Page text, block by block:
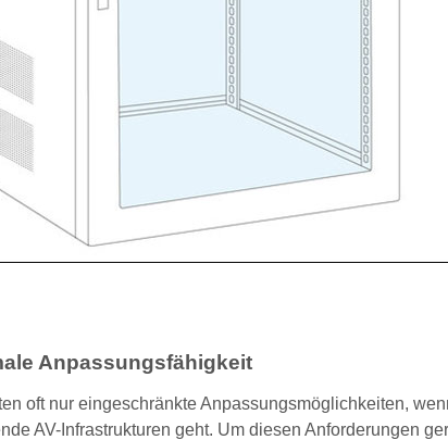
Anpassungsfähigkeit
oft nur eingeschränkte Anpassungsmöglichkeiten,
AV-Infrastrukturen geht. Um diesen Anforderungen